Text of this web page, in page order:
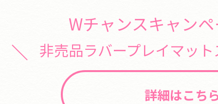
Wチャンスキャン
非売品ラバープレイマッ
詳細はこち